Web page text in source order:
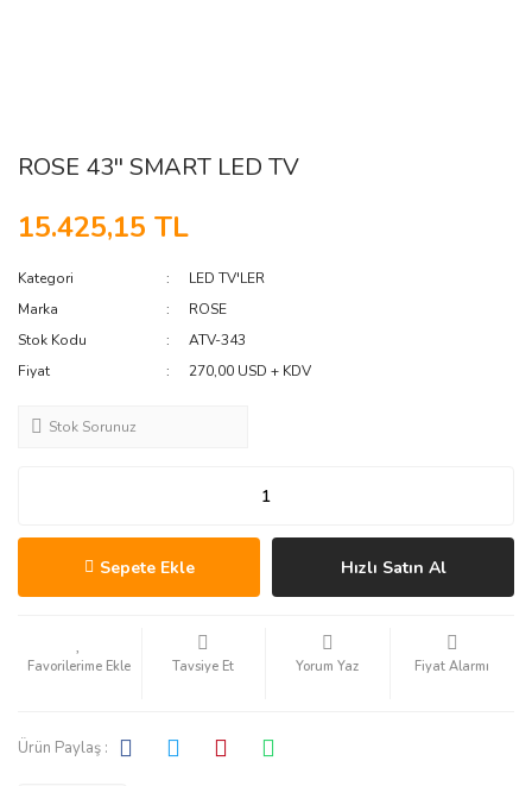
ROSE 43'' SMART LED TV
15.425,15 TL
Kategori
LED TV'LER
Marka
ROSE
Stok Kodu
ATV-343
Fiyat
270,00 USD + KDV
Stok Sorunuz
Sepete Ekle Hızlı Satın Al
Tavsiye Et Yorum Yaz Fiyat Alarmı
Ürün Paylaş :